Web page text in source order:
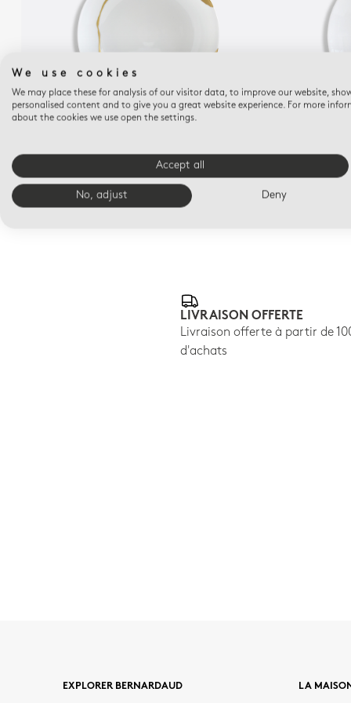
Compotier creux 24 cm
LIVRAISON OFFERTE
Livraison offerte à partir de
d'achats
EXPLORER BERNARDAUD LA
We use cookies
We may place these for analysis of our visitor data, to improve our website,
personalised content and to give you a great website experience. For more
about the cookies we use open the settings.
Accept all
No, adjust Deny